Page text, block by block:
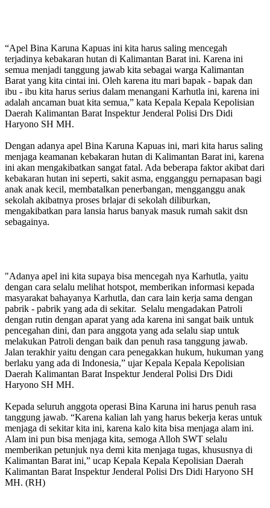
“Apel Bina Karuna Kapuas ini kita harus saling mencegah
terjadinya kebakaran hutan di Kalimantan Barat ini. Karena ini
semua menjadi tanggung jawab kita sebagai warga Kalimantan
Barat yang kita cintai ini. Oleh karena itu mari bapak - bapak dan
ibu - ibu kita harus serius dalam menangani Karhutla ini, karena ini
adalah ancaman buat kita semua,” kata Kepala Kepala Kepolisian
Daerah Kalimantan Barat Inspektur Jenderal Polisi Drs Didi
Haryono SH MH.
Dengan adanya apel Bina Karuna Kapuas ini, mari kita harus saling
menjaga keamanan kebakaran hutan di Kalimantan Barat ini, karena
ini akan mengakibatkan sangat fatal. Ada beberapa faktor akibat dari
kebakaran hutan ini seperti, sakit asma, engganggu pernapasan bagi
anak anak kecil, membatalkan penerbangan, mengganggu anak
sekolah akibatnya proses brlajar di sekolah diliburkan,
mengakibatkan para lansia harus banyak masuk rumah sakit dsn
sebagainya.
"Adanya apel ini kita supaya bisa mencegah nya Karhutla, yaitu
dengan cara selalu melihat hotspot, memberikan informasi kepada
masyarakat bahayanya Karhutla, dan cara lain kerja sama dengan
pabrik - pabrik yang ada di sekitar. Selalu mengadakan Patroli
dengan rutin dengan aparat yang ada karena ini sangat baik untuk
pencegahan dini, dan para anggota yang ada selalu siap untuk
melakukan Patroli dengan baik dan penuh rasa tanggung jawab.
Jalan terakhir yaitu dengan cara penegakkan hukum, hukuman yang
berlaku yang ada di Indonesia,” ujar Kepala Kepala Kepolisian
Daerah Kalimantan Barat Inspektur Jenderal Polisi Drs Didi
Haryono SH MH.
Kepada seluruh anggota operasi Bina Karuna ini harus penuh rasa
tanggung jawab. “Karena kalian lah yang harus bekerja keras untuk
menjaga di sekitar kita ini, karena kalo kita bisa menjaga alam ini.
Alam ini pun bisa menjaga kita, semoga Alloh SWT selalu
memberikan petunjuk nya demi kita menjaga tugas, khususnya di
Kalimantan Barat ini,” ucap Kepala Kepala Kepolisian Daerah
Kalimantan Barat Inspektur Jenderal Polisi Drs Didi Haryono SH
MH. (RH)